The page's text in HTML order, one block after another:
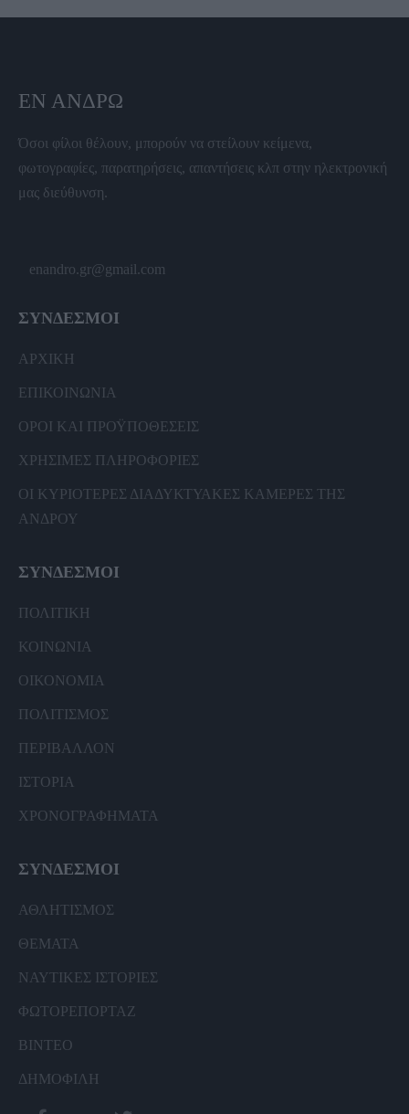
ΕΝ ΆΝΔΡΩ
Όσοι φίλοι θέλουν, μπορούν να στείλουν κείμενα,
φωτογραφίες, παρατηρήσεις, απαντήσεις κλπ στην ηλεκτρονική
μας διεύθυνση.
enandro.gr@gmail.com
ΣΥΝΔΕΣΜΟΙ
ΑΡΧΙΚΗ
ΕΠΙΚΟΙΝΩΝΙΑ
ΟΡΟΙ ΚΑΙ ΠΡΟΫΠΟΘΕΣΕΙΣ
ΧΡΗΣΙΜΕΣ ΠΛΗΡΟΦΟΡΙΕΣ
ΟΙ ΚΥΡΙΟΤΕΡΕΣ ΔΙΑΔΥΚΤΥΑΚΕΣ ΚΑΜΕΡΕΣ ΤΗΣ
ΑΝΔΡΟΥ
ΣΥΝΔΕΣΜΟΙ
ΠΟΛΙΤΙΚΗ
ΚΟΙΝΩΝΙΑ
ΟΙΚΟΝΟΜΙΑ
ΠΟΛΙΤΙΣΜΟΣ
ΠΕΡΙΒΑΛΛΟΝ
ΙΣΤΟΡΙΑ
ΧΡΟΝΟΓΡΑΦΗΜΑΤΑ
ΣΥΝΔΕΣΜΟΙ
ΑΘΛΗΤΙΣΜΟΣ
ΘΕΜΑΤΑ
ΝΑΥΤΙΚΕΣ ΙΣΤΟΡΙΕΣ
ΦΩΤΟΡΕΠΟΡΤΑΖ
ΒΙΝΤΕΟ
ΔΗΜΟΦΙΛΗ